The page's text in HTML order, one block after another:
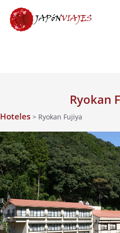
Ryokan
Hoteles > Ryokan Fujiya